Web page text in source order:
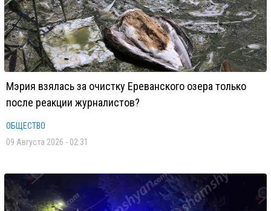
Мэрия взялась за очистку Ереванского озера только
после реакции журналистов?
ОБЩЕСТВО
09 Августа 2026 - 02:31